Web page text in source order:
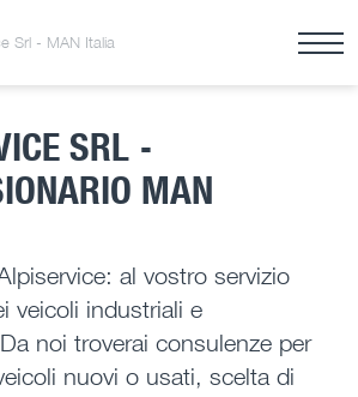
Srl - MAN Italia
SRL -
MAN
al vostro servizio
veicoli industriali e
noi troverai consulenze per
nuovi o usati, scelta di